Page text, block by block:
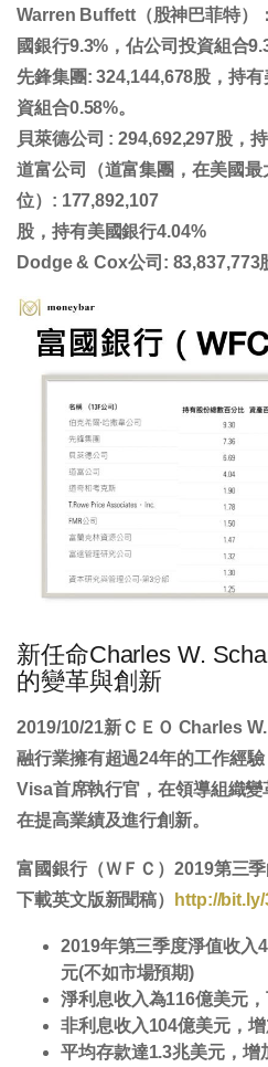
Warren Buffett（股神巴菲特）
國銀行9.3%，佔公司投資組合
先鋒集團: 324,144,678股，持
資組合0.58%。
貝萊德公司 : 294,692,297股，
道富公司（道富集團，在美國
位）: 177,892,107
股，持有美國銀行4.04%
Dodge & Cox公司: 83,837,773
新任命Charles W.
的變革與創新
2019/10/21新ＣＥＯ Charles
融行業擁有超過24年的工作經驗
Visa首席執行官，在領導組織變
在提高業績及進行創新。
富國銀行（ＷＦＣ）2019第三
下載英文版新聞稿）
http://
2019年第三季度淨值收入
元(不如市場預期)
淨利息收入為116億美元
非利息收入104億美元，
平均存款達1.3兆美元，增